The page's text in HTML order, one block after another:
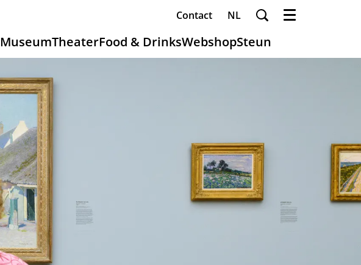
Contact NL
MuseumTheaterFood & DrinksWebshopSteun
Menu